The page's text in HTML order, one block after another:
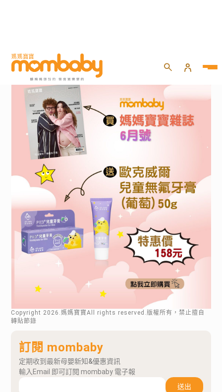
Copyright 2026 .媽媽寶寶All rights reserved.版權所有，禁止擅自
轉貼節錄
訂閱 mombaby
定期收到最新母嬰新知&優惠資訊
輸入Email 即可訂閱 mombaby 電子報
送出